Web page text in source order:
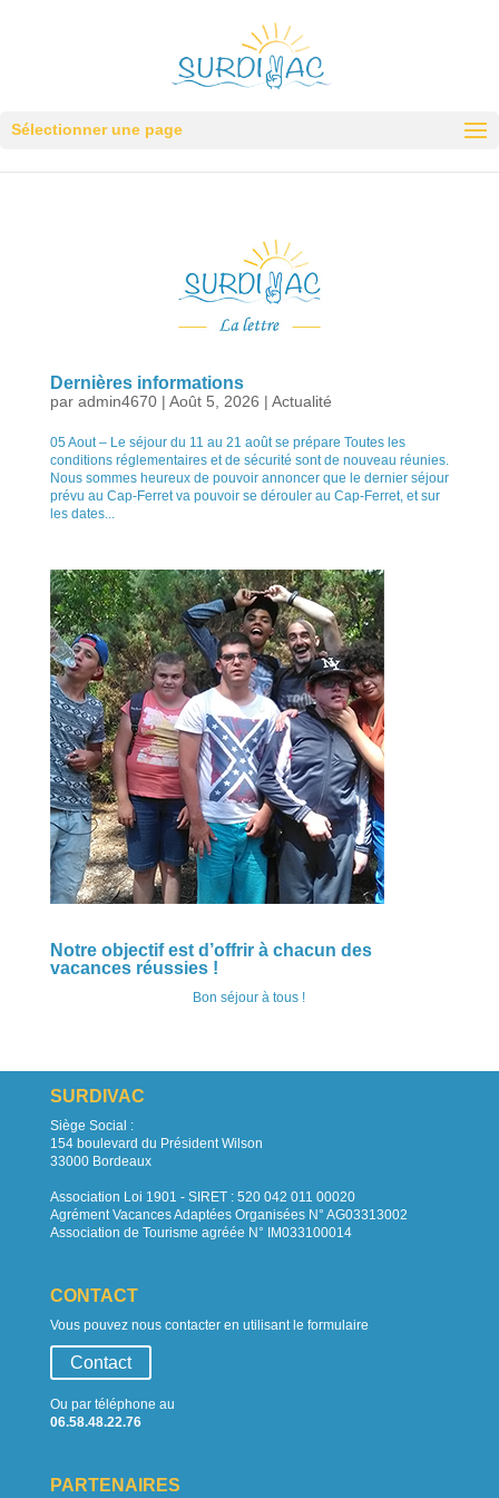
Sélectionner une page
Dernières informations
par admin4670| Août 5, 2026 | Actualité
05 Aout – Le séjour du 11 au 21 août se prépare Toutes les
conditions réglementaires et de sécurité sont de nouveau réunies.
Nous sommes heureux de pouvoir annoncer que le dernier séjour
prévu au Cap-Ferret va pouvoir se dérouler au Cap-Ferret, et sur
les dates...
Notre objectif est d’offrir à chacun des
vacances réussies !
Bon séjour à tous !
SURDIVAC
Siège Social :
154 boulevard du Président Wilson
33000 Bordeaux
Association Loi 1901 - SIRET : 520 042 011 00020
Agrément Vacances Adaptées Organisées N° AG03313002
Association de Tourisme agréée N° IM033100014
CONTACT
Vous pouvez nous contacter en utilisant le formulaire
Contact
Ou par téléphone au
06.58.48.22.76
PARTENAIRES